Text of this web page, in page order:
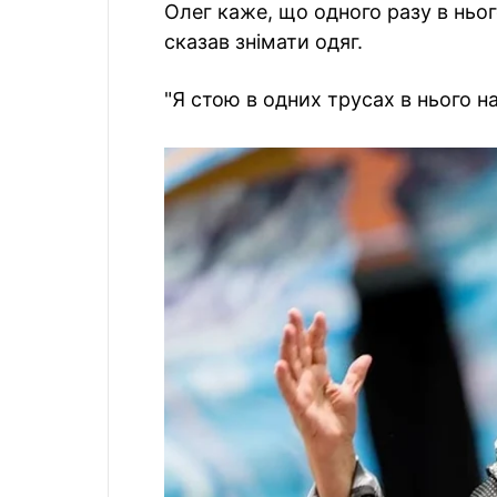
Олег каже, що одного разу в
сказав знімати одяг.
"Я стою в одних трусах в нього